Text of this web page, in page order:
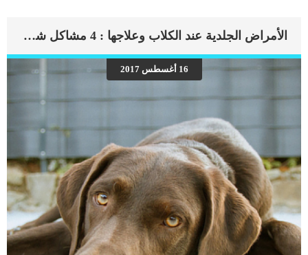
العظم على تجديد خلايا الدم. حيث يشير مصطلح اللاتنسج إلى خلل وظيفي في أحد
الطبيعي بنسيج دهني وبالتالي يتم منعه من إطلاق العدد المطلوب من كرات الدم البيضاء ،
كرات الدم الحمراء ، والصفائح الدموية مما يؤدي إلى انخفاض إجمالي هذه الخلايا فى
الأمراض الجلدية عند الكلاب وعلاجها : 4 مشاكل شائعة
16 أغسطس 2017